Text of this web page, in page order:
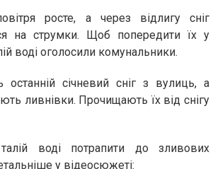
росте, а через відлигу сніг
на струмки. Щоб попередити їх у
воді оголосили комунальники.
останній січневий сніг з вулиць, а
ливнівки. Прочищають їх від снігу
воді потрапити до зливових
у відеосюжеті: